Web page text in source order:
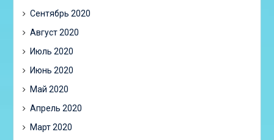
Сентябрь 2020
Август 2020
Июль 2020
Июнь 2020
Май 2020
Апрель 2020
Март 2020